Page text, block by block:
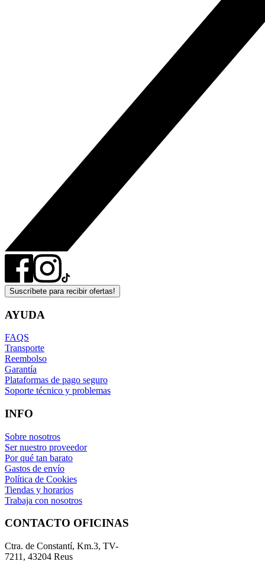
Suscríbete para recibir ofertas!
AYUDA
FAQS
Transporte
Reembolso
Garantía
Plataformas de pago seguro
Soporte técnico y problemas
INFO
Sobre nosotros
Ser nuestro proveedor
Por qué tan barato
Gastos de envío
Política de Cookies
Tiendas y horarios
Trabaja con nosotros
CONTACTO OFICINAS
Ctra. de Constantí, Km.3, TV-
7211, 43204 Reus